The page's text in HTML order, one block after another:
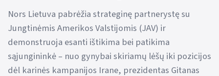
Nors Lietuva pabrėžia strateginę partnerystę su
Jungtinėmis Amerikos Valstijomis (JAV) ir
demonstruoja esanti ištikima bei patikima
sąjungininkė – nuo gynybai skiriamų lėšų iki pozicijos
dėl karinės kampanijos Irane, prezidentas Gitanas